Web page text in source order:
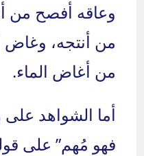
وعاقه أفصح من
من أنتجه، وغاض
من أغاض الماء.
أما الشواهد
فهو مُهم” على